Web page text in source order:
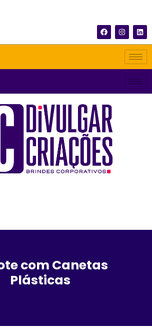
com Canetas
Plásticas